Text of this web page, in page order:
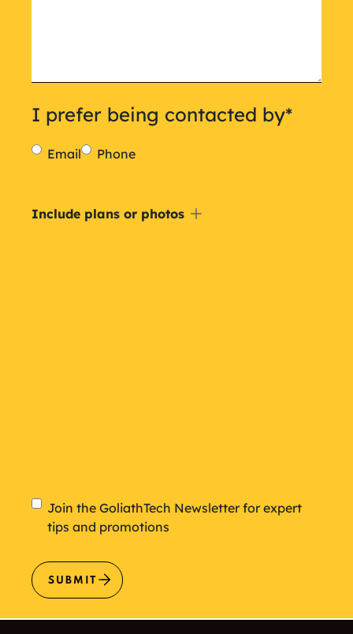
I prefer being contacted by*
Email Phone
Include
Include plans or photos
Newsletter
Join the GoliathTech Newsletter for expert
tips and promotions
SUBMIT